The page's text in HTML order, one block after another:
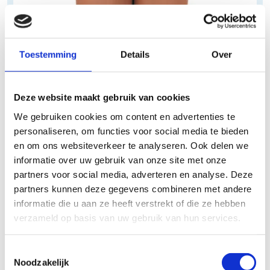
Toestemming Details Over
Deze website maakt gebruik van cookies
We gebruiken cookies om content en advertenties te
personaliseren, om functies voor social media te bieden
en om ons websiteverkeer te analyseren. Ook delen we
informatie over uw gebruik van onze site met onze
partners voor social media, adverteren en analyse. Deze
partners kunnen deze gegevens combineren met andere
informatie die u aan ze heeft verstrekt of die ze hebben
verzameld op basis van uw gebruik van hun services.
Noodzakelijk
Vaste tape in de praktijk
diverse behandelings- en revalidatiemethoden. Het wordt ingezet
ter ondersteuning en stabilisatie van spieren gedurende het
herstelproces na blessures. Hierdoor wordt de belasting op
overbelaste of geblesseerde spieren verlicht. Bovendien kan het
worden gebruikt om de houding van de patiënt te corrigeren door
specifieke lichaamsdelen in de gewenste positie te houden.
Kenmerken
Stevige fixatie
Gebruik voor stabillisatie